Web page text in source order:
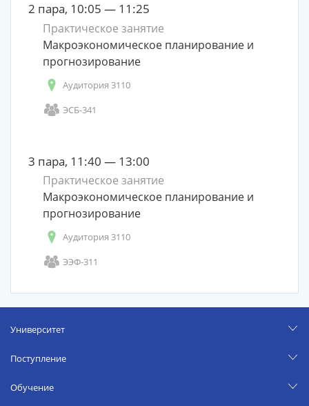
2 пара, 10:05 — 11:25
Практическое занятие
Макроэкономическое планирование и
прогнозирование
Аудитория 3110
ЭСБ-341
3 пара, 11:40 — 13:00
Практическое занятие
Макроэкономическое планирование и
прогнозирование
Аудитория 3110
ЭЭФ-311
Университет
Поступление
Обучение